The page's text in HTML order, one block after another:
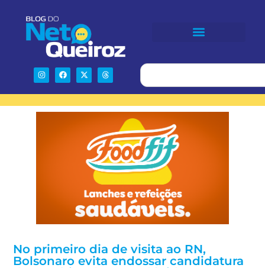
No primeiro dia de visita ao RN,
Bolsonaro evita endossar candidatura